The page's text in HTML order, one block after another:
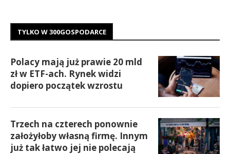
TYLKO W 300GOSPODARCE
Polacy mają już prawie 20 mld
zł w ETF-ach. Rynek widzi
dopiero początek wzrostu
Trzech na czterech ponownie
założyłoby własną firmę. Innym
już tak łatwo jej nie polecają